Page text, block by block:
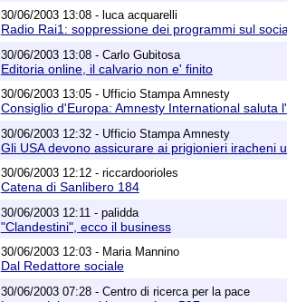
30/06/2003 13:08 - luca acquarelli
Radio Rai1: soppressione dei programmi sul
30/06/2003 13:08 - Carlo Gubitosa
Editoria online, il calvario non e' finito
30/06/2003 13:05 - Ufficio Stampa Amnesty
Consiglio d'Europa: Amnesty International
30/06/2003 12:32 - Ufficio Stampa Amnesty
Gli USA devono assicurare ai prigionieri iracheni
30/06/2003 12:12 - riccardoorioles
Catena di Sanlibero 184
30/06/2003 12:11 - palidda
"Clandestini", ecco il business
30/06/2003 12:03 - Maria Mannino
Dal Redattore sociale
30/06/2003 07:28 - Centro di ricerca per la pace